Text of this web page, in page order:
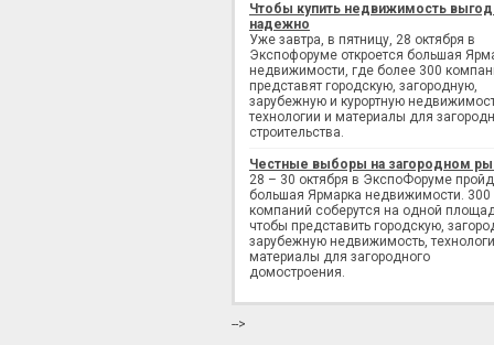
Чтобы купить недвижимость
надежно
Уже завтра, в пятницу, 28 октября в
Экспофоруме откроется большая
недвижимости, где более 300
представят городскую, загородную,
зарубежную и курортную
технологии и материалы для
строительства.
Честные выборы на загородном
28 – 30 октября в ЭкспоФоруме
большая Ярмарка недвижимости. 300
компаний соберутся на одной
чтобы представить городскую,
зарубежную недвижимость,
материалы для загородного
домостроения.
-->